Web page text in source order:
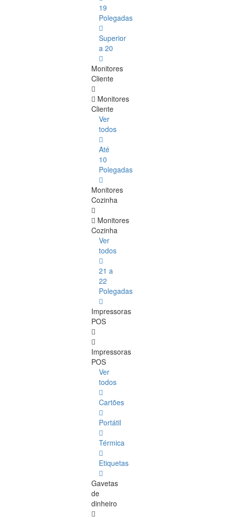
19
Polegadas
Superior
a 20
Monitores
Cliente
Monitores
Cliente
Ver
todos
Até
10
Polegadas
Monitores
Cozinha
Monitores
Cozinha
Ver
todos
21 a
22
Polegadas
Impressoras
POS
Impressoras
POS
Ver
todos
Cartões
Portátil
Térmica
Etiquetas
Gavetas
de
dinheiro